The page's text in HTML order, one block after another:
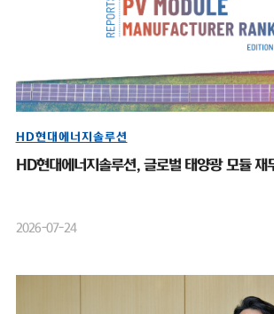
HD현대에너지솔루션
HD현대에너지솔루션, 글로벌 태양광 모듈 재
2026-07-24